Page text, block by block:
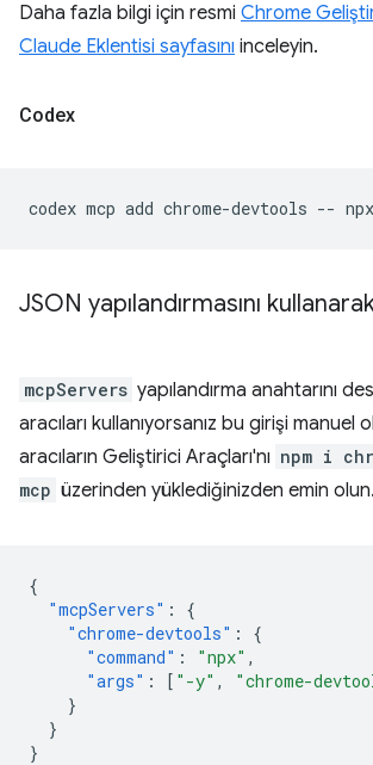
Daha fazla bilgi için resmi Chrome
Claude Eklentisi sayfasını inceleyin.
Codex
codex mcp add chrome-devtools -- npx
JSON yapılandırmasını
mcpServers yapılandırma anahtarını
aracıları kullanıyorsanız bu girişi manuel
aracıların Geliştirici Araçları'nı npm i
mcp üzerinden yüklediğinizden emin olun.
{
"mcpServers" :
{
"chrome-devtools" :
{
"command" : "npx" ,
"args" : [ "-y" , "chrome-
}
}
}